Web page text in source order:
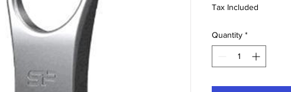
Tax Included
Quantity *